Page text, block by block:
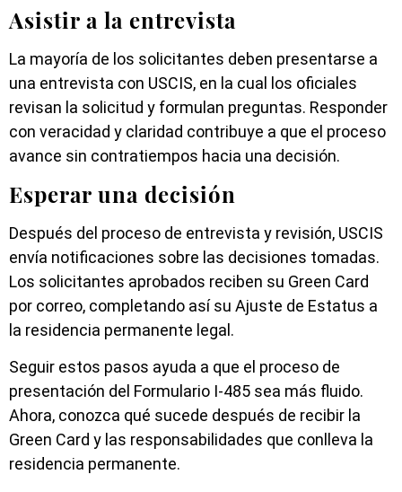
Asistir a la entrevista
La mayoría de los solicitantes deben presentarse a
una entrevista con USCIS, en la cual los oficiales
revisan la solicitud y formulan preguntas. Responder
con veracidad y claridad contribuye a que el proceso
avance sin contratiempos hacia una decisión.
Esperar una decisión
Después del proceso de entrevista y revisión, USCIS
envía notificaciones sobre las decisiones tomadas.
Los solicitantes aprobados reciben su Green Card
por correo, completando así su Ajuste de Estatus a
la residencia permanente legal.
Seguir estos pasos ayuda a que el proceso de
presentación del Formulario I-485 sea más fluido.
Ahora, conozca qué sucede después de recibir la
Green Card y las responsabilidades que conlleva la
residencia permanente.